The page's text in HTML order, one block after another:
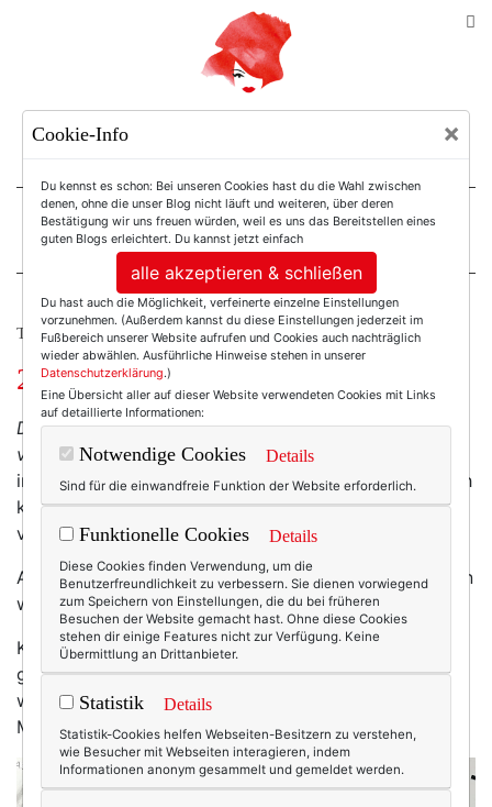
For Women. Not Girls.
THE CURVY COLUMN
2020. Ein Jahr für die Tonne?
Das Jahr 2020 ist ein verlorenes Jahr. Je schneller es
vorbei ist, desto besser.Wie oft habe ich diese Sätze
in den letzten Monaten gelesen und gehört. Und ja, ich
kann es verstehen. Wir hatten uns das Jahr anders
vorgestellt. Ich auch.
Also einfach in die Tonne damit und auf bessere Zeiten
warten?
Kann man machen, muss man aber nicht. Wenn man
genauer hinschaut, hatte auch 2020 gute und
wertvolle Seiten. Ich zumindest habe in den letzten
Monaten einiges gelernt.
Cookie-Info ×
Du kennst es schon: Bei unseren Cookies hast du die Wahl zwischen
denen, ohne die unser Blog nicht läuft und weiteren, über deren
Bestätigung wir uns freuen würden, weil es uns das Bereitstellen eines
guten Blogs erleichtert. Du kannst jetzt einfach
alle akzeptieren & schließen
Du hast auch die Möglichkeit, verfeinerte einzelne Einstellungen
vorzunehmen. (Außerdem kannst du diese Einstellungen jederzeit im
Fußbereich unserer Website aufrufen und Cookies auch nachträglich
wieder abwählen. Ausführliche Hinweise stehen in unserer
Datenschutzerklärung.)
Eine Übersicht aller auf dieser Website verwendeten Cookies mit Links
auf detaillierte Informationen:
Notwendige Cookies Details
Sind für die einwandfreie Funktion der Website erforderlich.
Funktionelle Cookies Details
Diese Cookies finden Verwendung, um die
Benutzerfreundlichkeit zu verbessern. Sie dienen vorwiegend
zum Speichern von Einstellungen, die du bei früheren
Besuchen der Website gemacht hast. Ohne diese Cookies
stehen dir einige Features nicht zur Verfügung. Keine
Übermittlung an Drittanbieter.
Statistik Details
Statistik-Cookies helfen Webseiten-Besitzern zu verstehen,
wie Besucher mit Webseiten interagieren, indem
Informationen anonym gesammelt und gemeldet werden.